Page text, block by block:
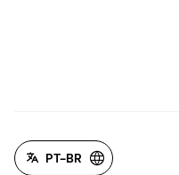
PT-BR